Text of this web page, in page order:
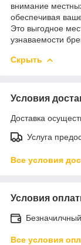
внимание
обеспечивая
Это выгодное
узнаваемости
Скрыть
Условия
Доставка
Услуга
Все условия
Условия
Все условия